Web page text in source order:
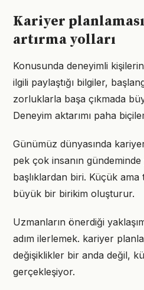
Kariyer
artırma yolları
Konusunda deneyimli
ilgili paylaştığı bilgiler,
zorluklarla başa çıkmada
Deneyim aktarımı paha
Günümüz dünyasında
pek çok insanın
başlıklardan biri. Küçük ama
büyük bir birikim oluşturur.
Uzmanların önerdiği
adım ilerlemek. kariyer
değişiklikler bir anda değil,
gerçekleşiyor.